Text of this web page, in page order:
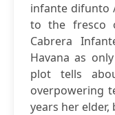
infante difunto
to the fresco
Cabrera
Havana as
plot tells
overpowering
years her elder,